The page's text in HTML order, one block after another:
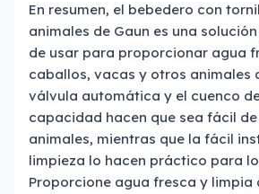
En resumen, el bebedero con
animales de Gaun es una
de usar para proporcionar agua
caballos, vacas y otros animales
válvula automática y el cuenco
capacidad hacen que sea fácil
animales, mientras que la fácil
limpieza lo hacen práctico para
Proporcione agua fresca y limpia